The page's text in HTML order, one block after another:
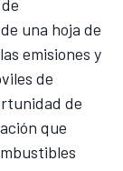
una hoja de
emisiones y
de
de
que